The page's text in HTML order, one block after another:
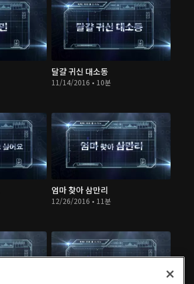
달걀 귀신 대소동
11/14/2016 • 10분
엄마 찾아 삼만리
12/26/2016 • 11분